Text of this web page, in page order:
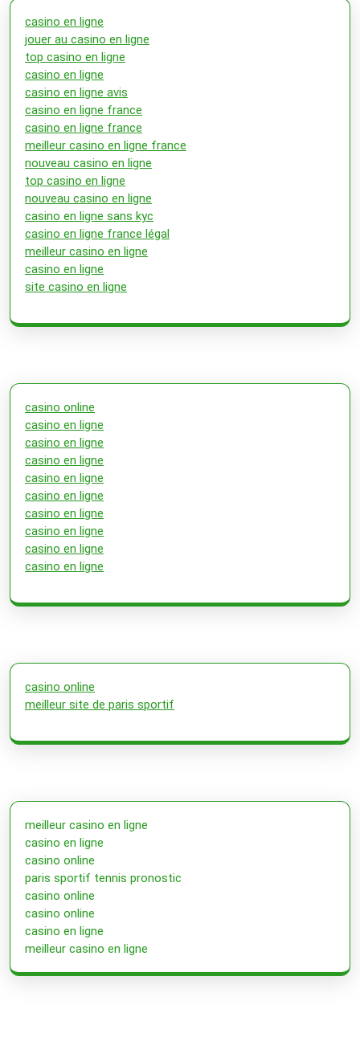
casino en ligne
jouer au casino en ligne
top casino en ligne
casino en ligne
casino en ligne avis
casino en ligne france
casino en ligne france
meilleur casino en ligne france
nouveau casino en ligne
top casino en ligne
nouveau casino en ligne
casino en ligne sans kyc
casino en ligne france légal
meilleur casino en ligne
casino en ligne
site casino en ligne
casino online
casino en ligne
casino en ligne
casino en ligne
casino en ligne
casino en ligne
casino en ligne
casino en ligne
casino en ligne
casino en ligne
casino online
meilleur site de paris sportif
meilleur casino en ligne
casino en ligne
casino online
paris sportif tennis pronostic
casino online
casino online
casino en ligne
meilleur casino en ligne